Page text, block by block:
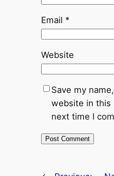
Email *
Website
Save my
website in this
next time I